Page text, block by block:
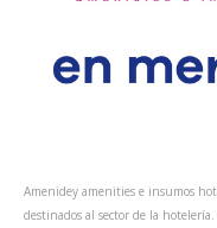
Amenidey amenities e insumos
destinados al sector de la